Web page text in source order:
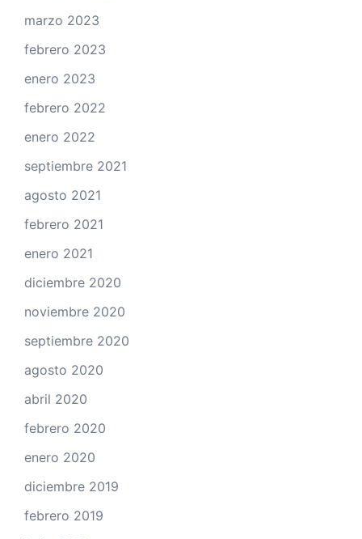
marzo 2023
febrero 2023
enero 2023
febrero 2022
enero 2022
septiembre 2021
agosto 2021
febrero 2021
enero 2021
diciembre 2020
noviembre 2020
septiembre 2020
agosto 2020
abril 2020
febrero 2020
enero 2020
diciembre 2019
febrero 2019